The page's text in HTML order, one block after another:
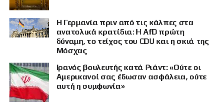
Η Γερμανία πριν από τις κάλπες στα
ανατολικά κρατίδια: Η AfD πρώτη
δύναμη, το τείχος του CDU και η σκιά της
Μόσχας
Ιρανός βουλευτής κατά Ριάντ: «Ούτε οι
Αμερικανοί σας έδωσαν ασφάλεια, ούτε
αυτή η συμφωνία»